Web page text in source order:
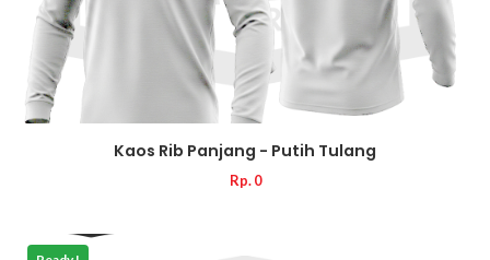
Kaos Rib Panjang - Putih Tulang
Rp. 0